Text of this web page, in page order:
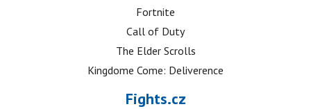
Fortnite
Call of Duty
The Elder Scrolls
Kingdome Come: Deliverence
Fights.cz